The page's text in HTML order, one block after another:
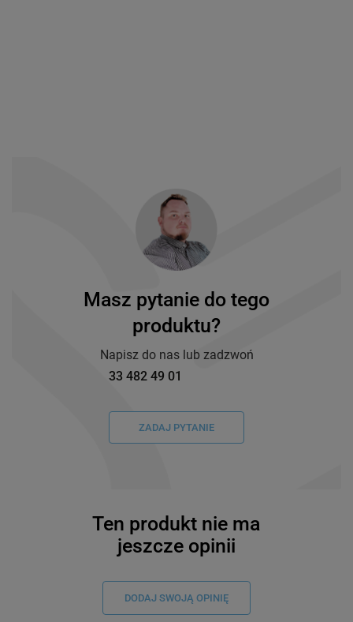
Masz pytanie do tego
produktu?
Napisz do nas lub zadzwoń
33 482 49 01
ZADAJ PYTANIE
Ten produkt nie ma
jeszcze opinii
DODAJ SWOJĄ OPINIĘ